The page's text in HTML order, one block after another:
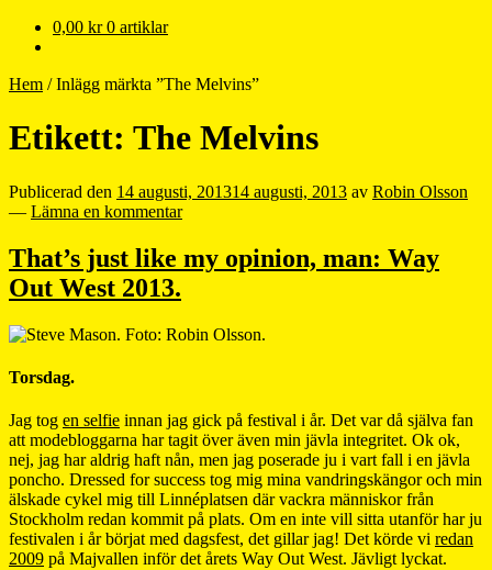
0,00 kr 0 artiklar
Hem /Inlägg märkta ”The Melvins”
Etikett: The Melvins
Publicerad den 14 augusti, 201314 augusti, 2013 av Robin Olsson
— Lämna en kommentar
That’s just like my opinion, man: Way
Out West 2013.
Torsdag.
Jag tog en selfie innan jag gick på festival i år. Det var då själva fan
att modebloggarna har tagit över även min jävla integritet. Ok ok,
nej, jag har aldrig haft nån, men jag poserade ju i vart fall i en jävla
poncho. Dressed for success tog mig mina vandringskängor och min
älskade cykel mig till Linnéplatsen där vackra människor från
Stockholm redan kommit på plats. Om en inte vill sitta utanför har ju
festivalen i år börjat med dagsfest, det gillar jag! Det körde vi redan
2009 på Majvallen inför det årets Way Out West. Jävligt lyckat.